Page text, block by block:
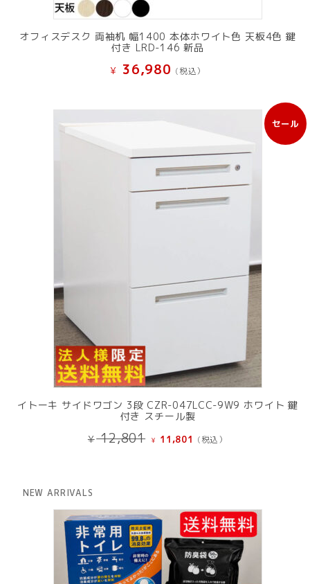
オフィスデスク 両袖机 幅1400 本体ホワイト色 天板4色 鍵
付き LRD-146 新品
¥ 36,980 (税込）
セール
販
売
イトーキ サイドワゴン 3段 CZR-047LCC-9W9 ホワイト 鍵
付き スチール製
¥12,801 元
で
し
た。
¥ 11,801 現
¥ 11,801
で
す。
(税込）
NEW ARRIVALS